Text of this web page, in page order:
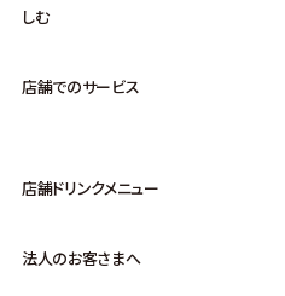
しむ
店舗でのサービス
店舗ドリンクメニュー
法人のお客さまへ